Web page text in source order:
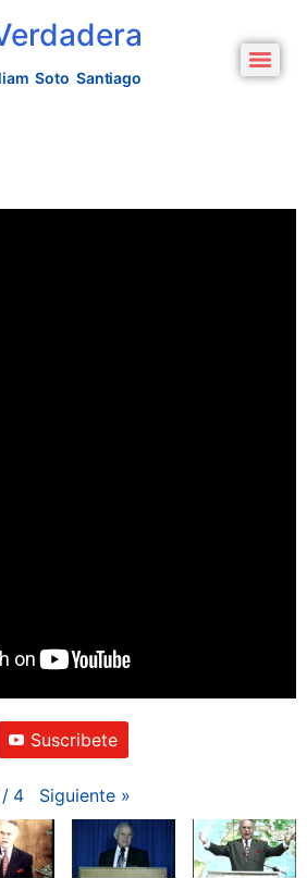
Soto Santiago
Suscribete
/ 4 Siguiente »